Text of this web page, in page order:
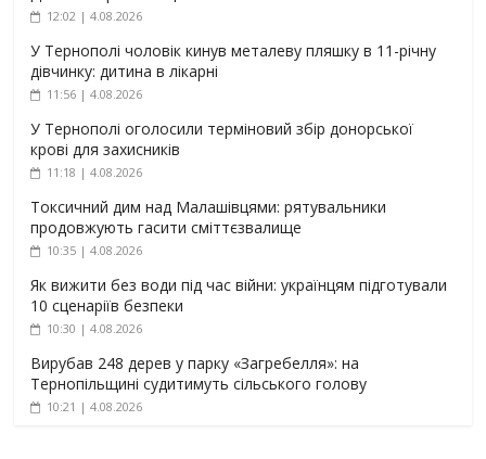
12:02 | 4.08.2026
У Тернополі чоловік кинув металеву пляшку в 11-річну
дівчинку: дитина в лікарні
11:56 | 4.08.2026
У Тернополі оголосили терміновий збір донорської
крові для захисників
11:18 | 4.08.2026
Токсичний дим над Малашівцями: рятувальники
продовжують гасити сміттєзвалище
10:35 | 4.08.2026
Як вижити без води під час війни: українцям підготували
10 сценаріїв безпеки
10:30 | 4.08.2026
Вирубав 248 дерев у парку «Загребелля»: на
Тернопільщині судитимуть сільського голову
10:21 | 4.08.2026